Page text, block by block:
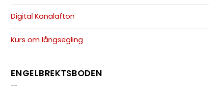
Digital Kanalafton
Kurs om långsegling
ENGELBREKTSBODEN